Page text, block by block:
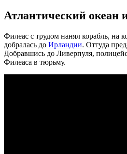
Атлантический океан
Филеас с трудом нанял корабль, на
добралась до Ирландии. Оттуда
Добравшись до Ливерпуля,
Филеаса в тюрьму.